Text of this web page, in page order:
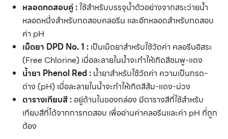
หลอดทดสอบคู่ :ใช้สำหรับบรรจุน้ำตัวอย่างจากสระว่ายน้ำ
หลอดหนึ่งสำหรับทดสอบคลอรีน และอีกหลอดสำหรับทดสอบ
ค่า pH
เม็ดยา DPD No. 1 : เป็นเม็ดยาสำหรับใช้วัดค่า คลอรีนอิสระ
(Free Chlorine) เมื่อละลายในน้ำจะทำให้เกิดสีชมพู-แดง
น้ำยา Phenol Red : น้ำยาสำหรับใช้วัดค่า ความเป็นกรด-
ด่าง (pH) เมื่อละลายในน้ำจะทำให้เกิดสีส้ม-แดง-ม่วง
ตารางเทียบสี :อยู่ด้านในของกล่อง มีตารางสีที่ใช้สำหรับ
เทียบสีที่ได้จากการทดสอบ เพื่ออ่านค่าคลอรีนและค่า pH ที่ถูก
ต้อง